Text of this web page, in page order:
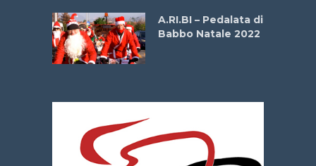
A.RI.BI – Pedalata di
Babbo Natale 2022